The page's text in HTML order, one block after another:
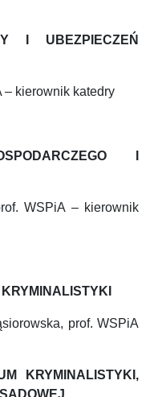
I UBEZPIECZEŃ
– kierownik katedry
I
WSPiA – kierownik
prof. WSPiA
KRYMINALISTYKI,